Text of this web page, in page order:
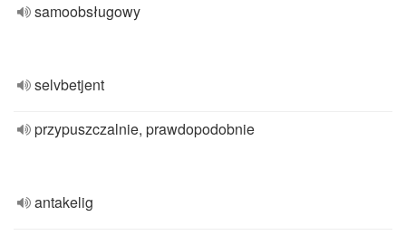
samoobsługowy
selvbetjent
przypuszczalnie, prawdopodobnie
antakelig